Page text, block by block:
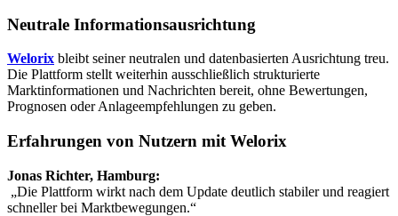
Neutrale Informationsausrichtung
Welorix bleibt seiner neutralen und datenbasierten Ausrichtung treu.
Die Plattform stellt weiterhin ausschließlich strukturierte
Marktinformationen und Nachrichten bereit, ohne Bewertungen,
Prognosen oder Anlageempfehlungen zu geben.
Erfahrungen von Nutzern mit Welorix
Jonas Richter, Hamburg:
„Die Plattform wirkt nach dem Update deutlich stabiler und reagiert
schneller bei Marktbewegungen.“